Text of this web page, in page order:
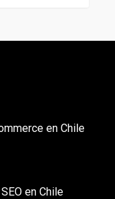
en Chile
en Chile